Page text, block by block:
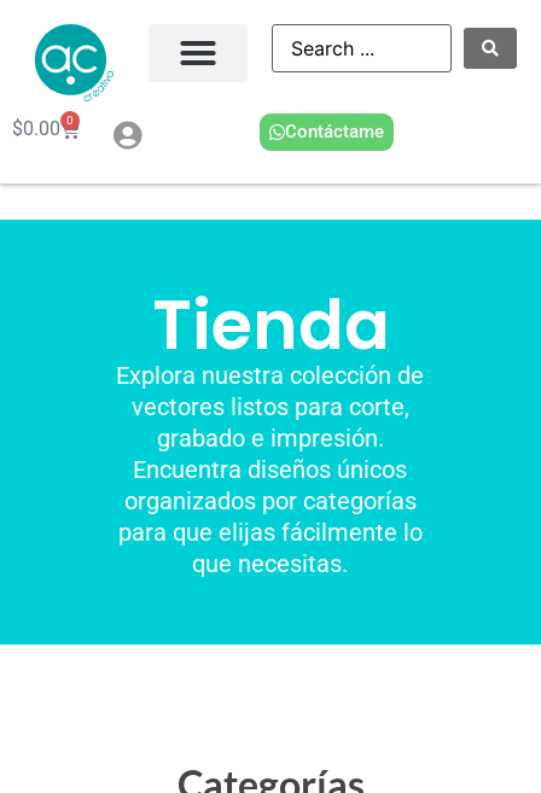
$0.00 0
Contáctame
Tienda
Explora nuestra colección de
vectores listos para corte,
grabado e impresión.
Encuentra diseños únicos
organizados por categorías
para que elijas fácilmente lo
que necesitas.